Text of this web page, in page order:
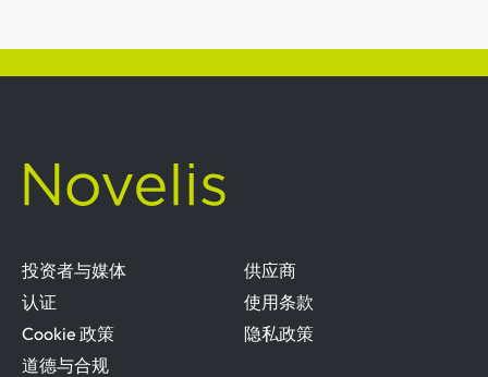
投资者与媒体
供应商
认证
使用条款
Cookie 政策
隐私政策
道德与合规